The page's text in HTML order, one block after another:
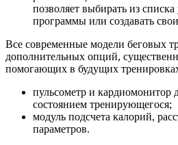
позволяет выбирать из
программы или создавать
Все современные модели беговых
дополнительных опций,
помогающих в будущих
пульсометр и кардиомонитор
состоянием тренирующегося;
модуль подсчета калорий,
параметров.